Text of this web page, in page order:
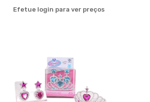
Efetue login para ver preços